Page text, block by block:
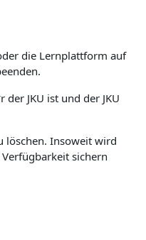
die Lernplattform auf
JKU ist und der JKU
löschen. Insoweit wird
sichern